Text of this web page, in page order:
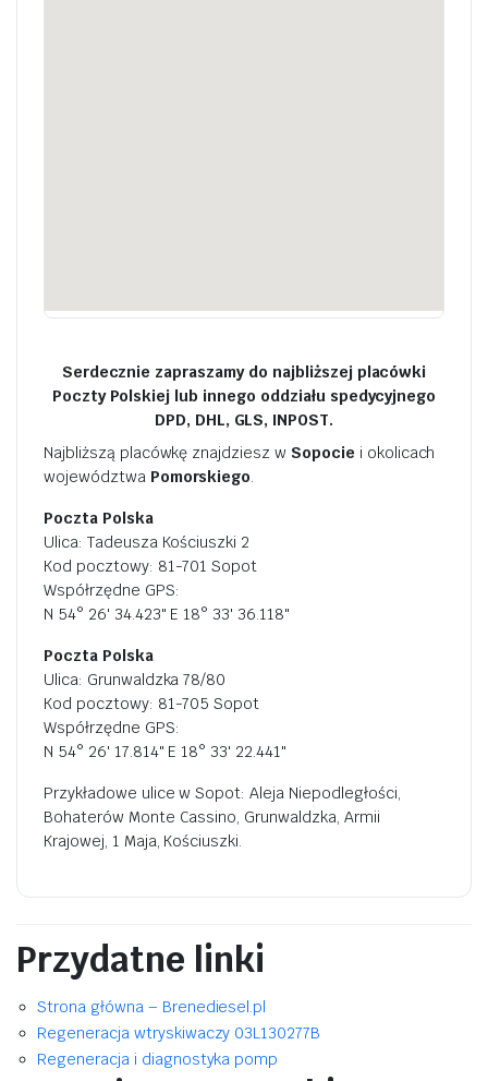
Serdecznie zapraszamy do najbliższej placówki
Poczty Polskiej lub innego oddziału spedycyjnego
DPD, DHL, GLS, INPOST.
Najbliższą placówkę znajdziesz w Sopocie i okolicach
województwa Pomorskiego.
Poczta Polska
Ulica: Tadeusza Kościuszki 2
Kod pocztowy: 81-701 Sopot
Współrzędne GPS:
N 54° 26' 34.423" E 18° 33' 36.118"
Poczta Polska
Ulica: Grunwaldzka 78/80
Kod pocztowy: 81-705 Sopot
Współrzędne GPS:
N 54° 26' 17.814" E 18° 33' 22.441"
Przykładowe ulice w Sopot: Aleja Niepodległości,
Bohaterów Monte Cassino, Grunwaldzka, Armii
Krajowej, 1 Maja, Kościuszki.
Przydatne linki
Strona główna – Brenediesel.pl
Regeneracja wtryskiwaczy 03L130277B
Regeneracja i diagnostyka pomp